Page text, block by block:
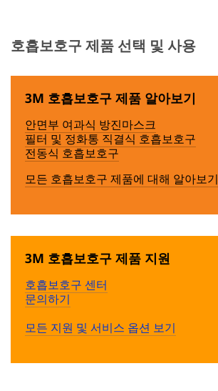
호흡보호구 제품 선택 및 사용
3M 호흡보호구 제품 알아보기
안면부 여과식 방진마스크
필터 및 정화통 직결식 호흡보호구
전동식 호흡보호구
모든 호흡보호구 제품에 대해 알아보기
3M 호흡보호구 제품 지원
호흡보호구 센터
문의하기
모든 지원 및 서비스 옵션 보기